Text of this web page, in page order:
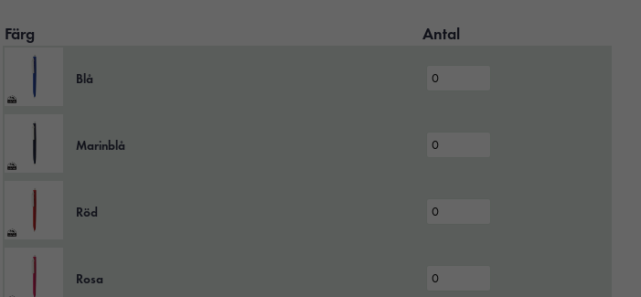
Färg Antal
Blå
Marinblå
Röd
Rosa